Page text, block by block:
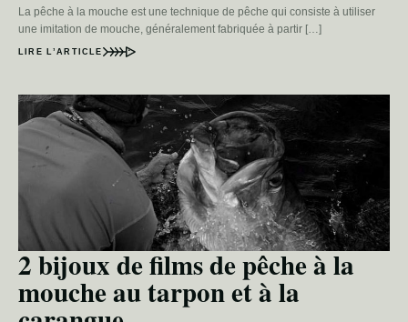
La pêche à la mouche est une technique de pêche qui consiste à utiliser
une imitation de mouche, généralement fabriquée à partir […]
LIRE L’ARTICLE
2 bijoux de films de pêche à la
mouche au tarpon et à la